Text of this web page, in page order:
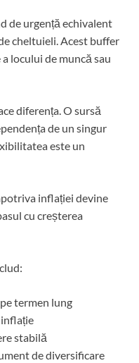
de urgență echivalent
cheltuieli. Acest buffer
locului de muncă sau
diferența. O sursă
de un singur
este un
inflației devine
cu creșterea
termen lung
stabilă
de diversificare